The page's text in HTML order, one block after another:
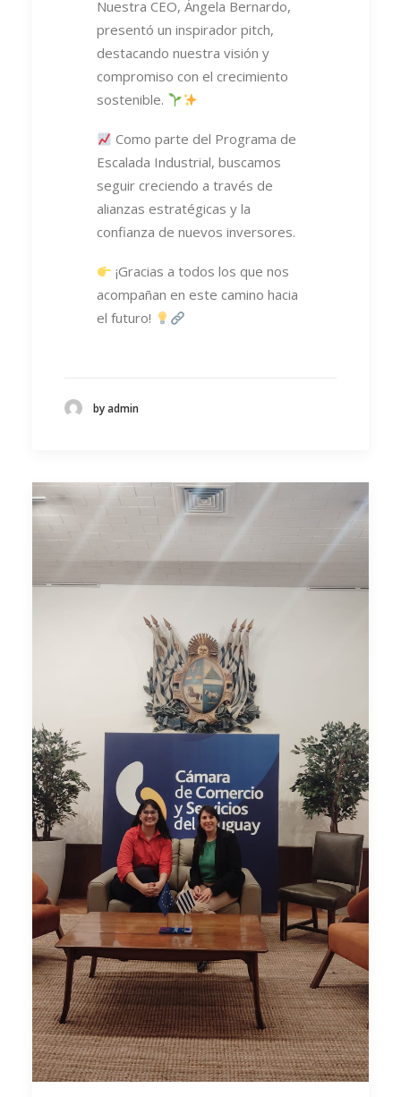
Nuestra CEO, Ángela Bernardo,
presentó un inspirador pitch,
destacando nuestra visión y
compromiso con el crecimiento
sostenible.
Como parte del Programa de
Escalada Industrial, buscamos
seguir creciendo a través de
alianzas estratégicas y la
confianza de nuevos inversores.
¡Gracias a todos los que nos
acompañan en este camino hacia
el futuro!
by admin